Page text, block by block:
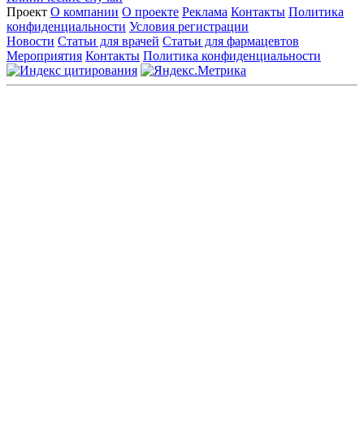
Проект О компании О проекте Реклама Контакты Политика
конфиденциальности Условия регистрации
Новости Статьи для врачей Статьи для фармацевтов
Мероприятия Контакты Политика конфиденциальности